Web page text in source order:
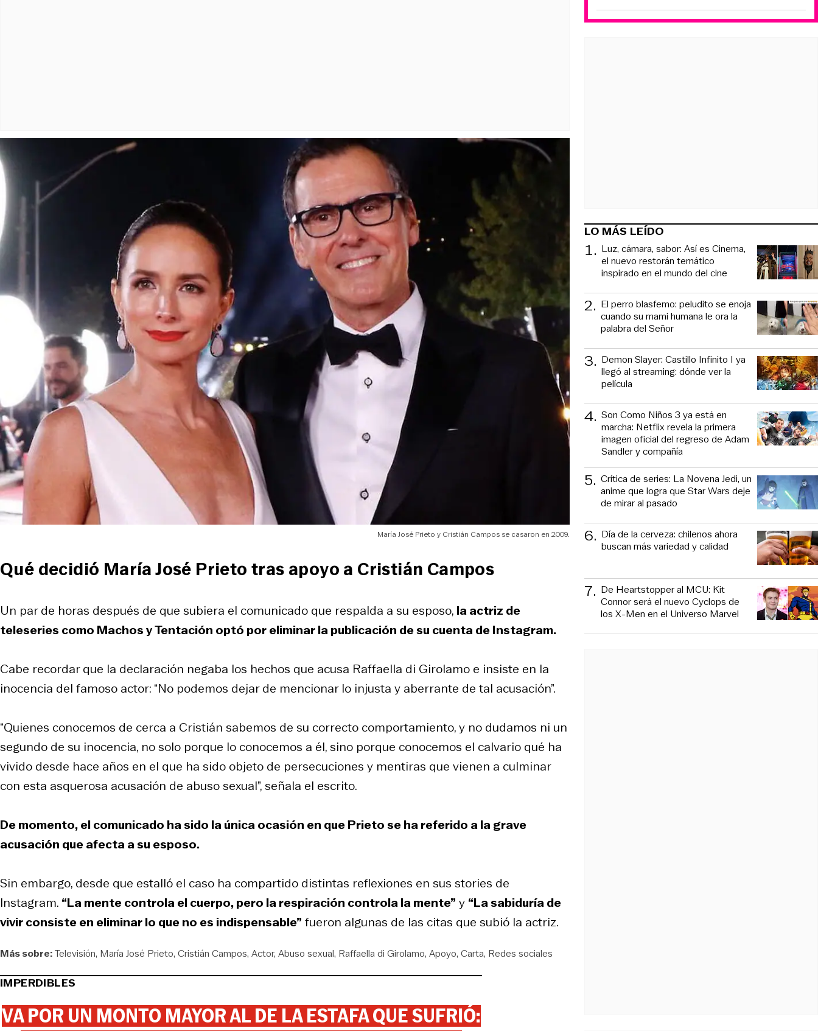
María José Prieto y Cristián Campos se casaron en 2009.
Qué decidió María José Prieto tras apoyo a Cristián Campos
Un par de horas después de que subiera el comunicado que respalda a su esposo, la actriz de
teleseries como MachosyTentación optó por eliminar la publicación de su cuenta de Instagram.
Cabe recordar que la declaración negaba los hechos que acusa Raffaella di Girolamo e insiste en la
inocencia del famoso actor: “No podemos dejar de mencionar lo injusta y aberrante de tal acusación”.
“Quienes conocemos de cerca a Cristián sabemos de su correcto comportamiento, y no dudamos ni un
segundo de su inocencia, no solo porque lo conocemos a él, sino porque conocemos el calvario qué ha
vivido desde hace años en el que ha sido objeto de persecuciones y mentiras que vienen a culminar
con esta asquerosa acusación de abuso sexual”, señala el escrito.
De momento, el comunicado ha sido la única ocasión en que Prieto se ha referido a la grave
acusación que afecta a su esposo.
Sin embargo, desde que estalló el caso ha compartido distintas reflexiones en sus stories de
Instagram. “La mente controla el cuerpo, pero la respiración controla la mente” y “La sabiduría de
vivir consiste en eliminar lo que no es indispensable” fueron algunas de las citas que subió la actriz.
Más sobre:Televisión María José Prieto Cristián Campos Actor Abuso sexual Raffaella di Girolamo Apoyo Carta Redes sociales
IMPERDIBLES
VA POR UN MONTO MAYOR AL DE LA ESTAFA QUE SUFRIÓ:
LO MÁS LEÍDO
1. Luz, cámara, sabor: Así es Cinema,
el nuevo restorán temático
inspirado en el mundo del cine
2. El perro blasfemo: peludito se enoja
cuando su mami humana le ora la
palabra del Señor
3. Demon Slayer: Castillo Infinito I ya
llegó al streaming: dónde ver la
película
4. Son Como Niños 3 ya está en
marcha: Netflix revela la primera
imagen oficial del regreso de Adam
Sandler y compañía
5. Crítica de series: La Novena Jedi, un
anime que logra que Star Wars deje
de mirar al pasado
6. Día de la cerveza: chilenos ahora
buscan más variedad y calidad
7. De Heartstopper al MCU: Kit
Connor será el nuevo Cyclops de
los X-Men en el Universo Marvel